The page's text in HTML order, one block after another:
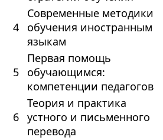
4
Современные методики
обучения иностранным
языкам
5
Первая помощь
обучающимся:
компетенции педагогов
6
Теория и практика
устного и письменного
перевода